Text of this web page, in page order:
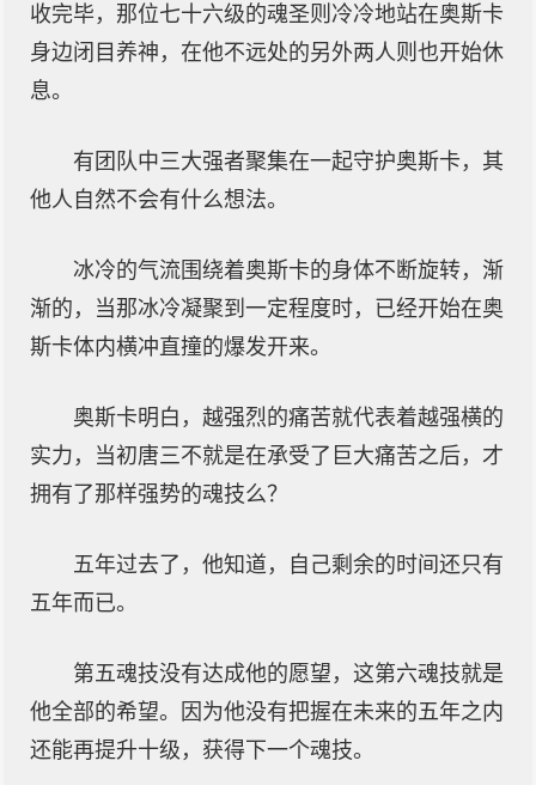
收完毕，那位七十六级的魂圣则冷冷地站在奥斯卡
身边闭目养神，在他不远处的另外两人则也开始休
息。
有团队中三大强者聚集在一起守护奥斯卡，其
他人自然不会有什么想法。
冰冷的气流围绕着奥斯卡的身体不断旋转，渐
渐的，当那冰冷凝聚到一定程度时，已经开始在奥
斯卡体内横冲直撞的爆发开来。
奥斯卡明白，越强烈的痛苦就代表着越强横的
实力，当初唐三不就是在承受了巨大痛苦之后，才
拥有了那样强势的魂技么？
五年过去了，他知道，自己剩余的时间还只有
五年而已。
第五魂技没有达成他的愿望，这第六魂技就是
他全部的希望。因为他没有把握在未来的五年之内
还能再提升十级，获得下一个魂技。